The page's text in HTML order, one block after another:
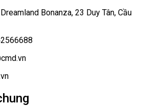
Bonanza, 23 Duy Tân, Cầu